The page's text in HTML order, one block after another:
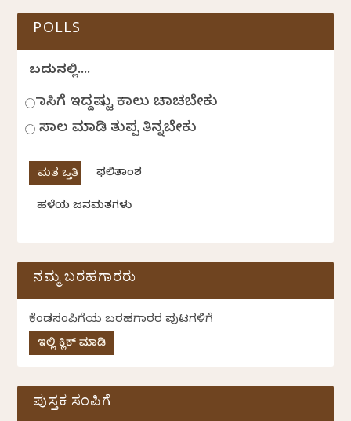
POLLS
ಬದುಕಿನಲ್ಲಿ....
ಹಾಸಿಗೆ ಇದ್ದಷ್ಟು ಕಾಲು ಚಾಚಬೇಕು
ಸಾಲ ಮಾಡಿ ತುಪ್ಪ ತಿನ್ನಬೇಕು
ಫಲಿತಾಂಶ
ಹಳೆಯ ಜನಮತಗಳು
ನಮ್ಮ ಬರಹಗಾರರು
ಕೆಂಡಸಂಪಿಗೆಯ ಬರಹಗಾರರ ಪುಟಗಳಿಗೆ
ಇಲ್ಲಿ ಕ್ಲಿಕ್ ಮಾಡಿ
ಪುಸ್ತಕ ಸಂಪಿಗೆ